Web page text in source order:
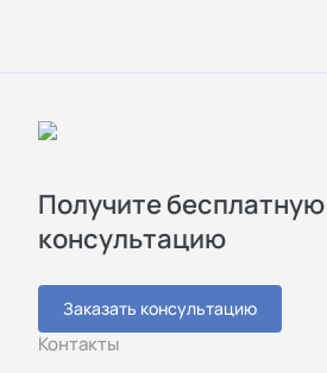
Получите бесплатную
консультацию
Заказать консультацию
Контакты